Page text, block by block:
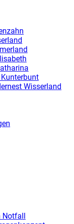
Wisserland
Notfall